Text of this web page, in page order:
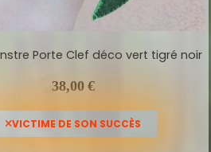
Porte Clef déco vert tigré noir
38,00 €
VICTIME DE SON SUCCÈS